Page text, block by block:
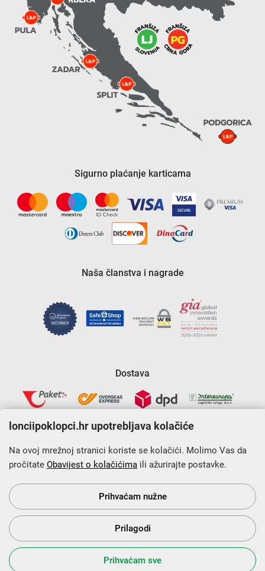
Sigurno plaćanje karticama
Naša članstva i nagrade
Dostava
Krajnji primatelj financijskog instrumenta sufinanciranog iz
Europskog fonda za regionalni razvoj u sklopu Operativnog
programa „Konkurentnost i kohezija”.
s Vama od 2014. godine!
lonciipoklopci.hr upotrebljava kolačiće
Na ovoj mrežnoj stranici koriste se kolačići. Molimo Vas da
pročitate Obavijest o kolačićima ili ažurirajte postavke.
Prihvaćam nužne
Prilagodi
Prihvaćam sve